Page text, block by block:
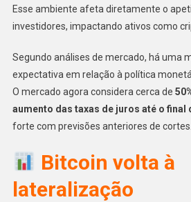
Esse ambiente afeta diretamente o
investidores, impactando ativos como
Segundo análises de mercado, há uma
expectativa em relação à política
O mercado agora considera cerca de
aumento das taxas de juros até o final
forte com previsões anteriores de cortes.
Bitcoin volta à
lateralização